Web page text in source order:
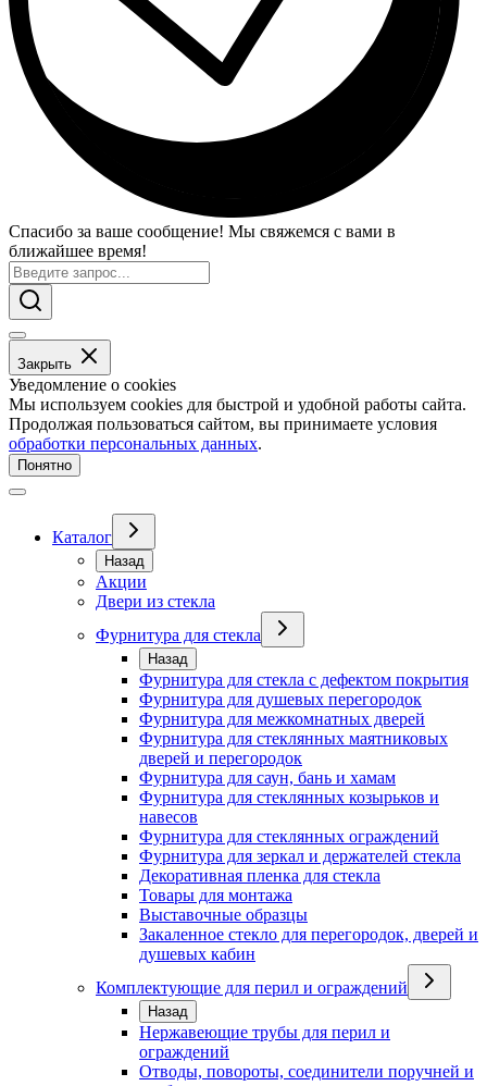
Спасибо за ваше сообщение! Мы свяжемся с вами в
ближайшее время!
Закрыть
Уведомление о cookies
Мы используем cookies для быстрой и удобной работы сайта.
Продолжая пользоваться сайтом, вы принимаете условия
обработки персональных данных.
Понятно
Каталог
Назад
Акции
Двери из стекла
Фурнитура для стекла
Назад
Фурнитура для стекла с дефектом покрытия
Фурнитура для душевых перегородок
Фурнитура для межкомнатных дверей
Фурнитура для стеклянных маятниковых
дверей и перегородок
Фурнитура для саун, бань и хамам
Фурнитура для стеклянных козырьков и
навесов
Фурнитура для стеклянных ограждений
Фурнитура для зеркал и держателей стекла
Декоративная пленка для стекла
Товары для монтажа
Выставочные образцы
Закаленное стекло для перегородок, дверей и
душевых кабин
Комплектующие для перил и ограждений
Назад
Нержавеющие трубы для перил и
ограждений
Отводы, повороты, соединители поручней и